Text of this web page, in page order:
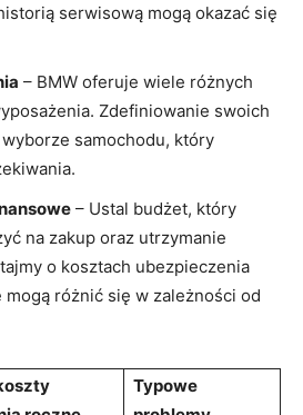
​serwisową mogą‌ okazać ⁣się
– BMW oferuje wiele‍ różnych
Zdefiniowanie swoich‌
‌samochodu,⁣ który
– Ustal budżet, który
⁤na zakup oraz utrzymanie
o kosztach⁤ ubezpieczenia
różnić⁤ się w ‍zależności od
Typowe